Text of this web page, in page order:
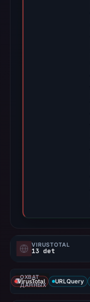
VIRUSTOTAL
13 det
ОХВАТ
ДАННЫХ
VirusTotal URLQuery